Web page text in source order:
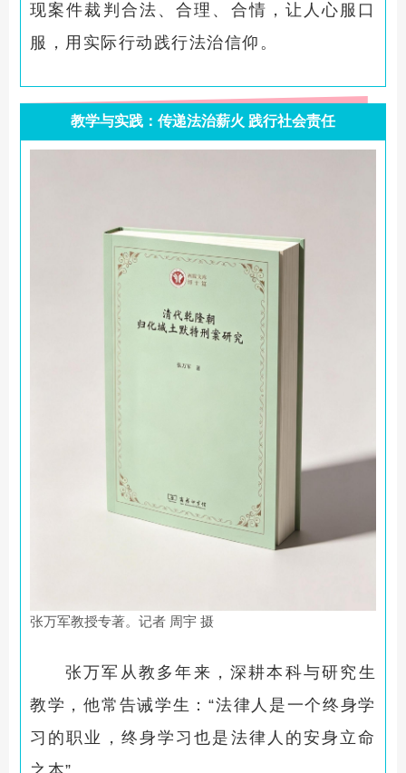
现案件裁判合法、合理、合情，让人心服口
服，用实际行动践行法治信仰。
教学与实践：传递法治薪火 践行社会责任
张万军教授专著。记者 周宇 摄
张万军从教多年来，深耕本科与研究生
教学，他常告诫学生：“法律人是一个终身学
习的职业，终身学习也是法律人的安身立命